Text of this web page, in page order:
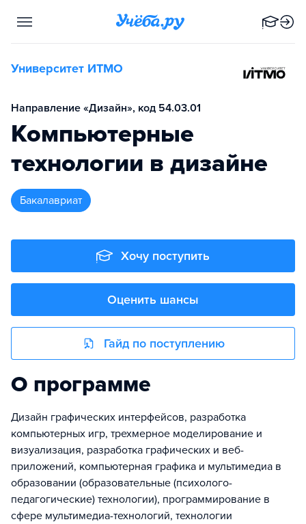
Университет ИТМО
Направление «Дизайн», код 54.03.01
Компьютерные
технологии в дизайне
бакалавриат
Хочу поступить
Оценить шансы
Гайд по поступлению
О программе
Дизайн графических интерфейсов, разработка
компьютерных игр, трехмерное моделирование и
визуализация, разработка графических и веб-
приложений, компьютерная графика и мультимедиа в
образовании (образовательные (психолого-
педагогические) технологии), программирование в
сфере мультимедиа-технологий, технологии